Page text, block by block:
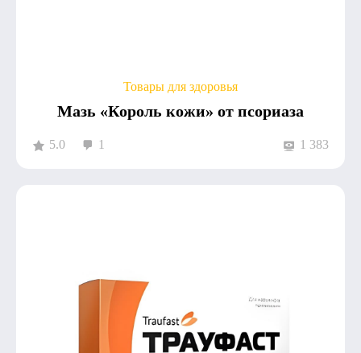
Товары для здоровья
Мазь «Король кожи» от псориаза
5.0 1 1 383